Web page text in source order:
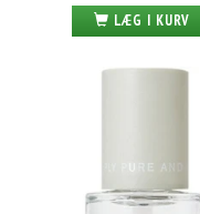
LÆG I KURV